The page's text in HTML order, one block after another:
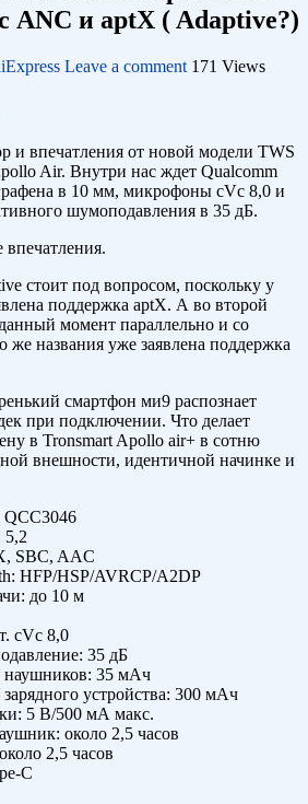
ANC и aptX ( Adaptive?)
Leave a comment 171 Views
и впечатления от новой модели TWS
Air. Внутри нас ждет Qualcomm
в 10 мм, микрофоны cVc 8,0 и
шумоподавления в 35 дБ.
стоит под вопросом, поскольку у
поддержка aptX. А во второй
момент параллельно и со
же названия уже заявлена поддержка
смартфон ми9 распознает
при подключении. Что делает
в Tronsmart Apollo air+ в сотню
внешности, идентичной начинке и
5,2
SBC, AAC
HFP/HSP/AVRCP/A2DP
до 10 м
cVc 8,0
35 дБ
наушников: 35 мАч
устройства: 300 мАч
5 В/500 мА макс.
около 2,5 часов
2,5 часов
C